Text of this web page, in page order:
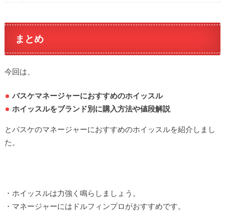
まとめ
今回は、
バスケマネージャーにおすすめのホイッスル
ホイッスルをブランド別に購入方法や値段解説
とバスケのマネージャーにおすすめのホイッスルを紹介しまし
た。
・ホイッスルは力強く鳴らしましょう。
・マネージャーにはドルフィンプロがおすすめです。